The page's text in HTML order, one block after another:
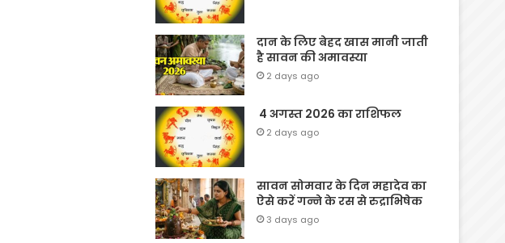
दान के लिए बेहद खास मानी जाती
है सावन की अमावस्या
2 days ago
4 अगस्त 2026 का राशिफल
2 days ago
सावन सोमवार के दिन महादेव का
ऐसे करें गन्ने के रस से रुद्राभिषेक
3 days ago